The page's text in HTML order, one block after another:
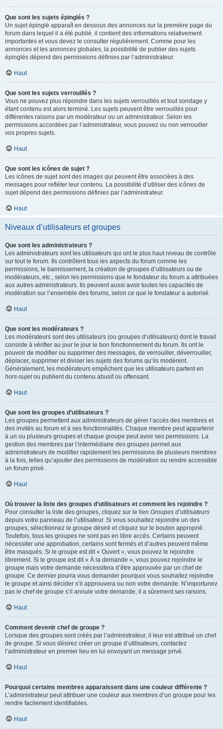
Que sont les sujets épinglés ?
Un sujet épinglé apparaît en dessous des annonces sur la première page du
forum dans lequel il a été publié. il contient des informations relativement
importantes et vous devez le consulter régulièrement. Comme pour les
annonces et les annonces globales, la possibilité de publier des sujets
épinglés dépend des permissions définies par l’administrateur.
Haut
Que sont les sujets verrouillés ?
Vous ne pouvez plus répondre dans les sujets verrouillés et tout sondage y
étant contenu est alors terminé. Les sujets peuvent être verrouillés pour
différentes raisons par un modérateur ou un administrateur. Selon les
permissions accordées par l’administrateur, vous pouvez ou non verrouiller
vos propres sujets.
Haut
Que sont les icônes de sujet ?
Les icônes de sujet sont des images qui peuvent être associées à des
messages pour refléter leur contenu. La possibilité d’utiliser des icônes de
sujet dépend des permissions définies par l’administrateur.
Haut
Niveaux d’utilisateurs et groupes
Que sont les administrateurs ?
Les administrateurs sont les utilisateurs qui ont le plus haut niveau de contrôle
sur tout le forum. Ils contrôlent tous les aspects du forum comme les
permissions, le bannissement, la création de groupes d’utilisateurs ou de
modérateurs, etc., selon les permissions que le fondateur du forum a attribuées
aux autres administrateurs. Ils peuvent aussi avoir toutes les capacités de
modération sur l’ensemble des forums, selon ce que le fondateur a autorisé.
Haut
Que sont les modérateurs ?
Les modérateurs sont des utilisateurs (ou groupes d’utilisateurs) dont le travail
consiste à vérifier au jour le jour le bon fonctionnement du forum. Ils ont le
pouvoir de modifier ou supprimer des messages, de verrouiller, déverrouiller,
déplacer, supprimer et diviser les sujets des forums qu’ils modèrent.
Généralement, les modérateurs empêchent que les utilisateurs partent en
hors-sujetou publient du contenu abusif ou offensant.
Haut
Que sont les groupes d’utilisateurs ?
Les groupes permettent aux administrateurs de gérer l’accès des membres et
des invités au forum et à ses fonctionnalités. Chaque membre peut appartenir
à un ou plusieurs groupes et chaque groupe peut avoir ses permissions. La
gestion des membres par l’intermédiaire des groupes permet aux
administrateurs de modifier rapidement les permissions de plusieurs membres
à la fois, telles qu’ajouter des permissions de modération ou rendre accessible
un forum privé.
Haut
Où trouver la liste des groupes d’utilisateurs et comment les rejoindre ?
Pour consulter la liste des groupes, cliquez sur le lien Groupes d’utilisateurs
depuis votre panneau de l’utilisateur. Si vous souhaitez rejoindre un des
groupes, sélectionnez le groupe désiré et cliquez sur le bouton approprié.
Toutefois, tous les groupes ne sont pas en libre accès. Certains peuvent
nécessiter une approbation, certains sont fermés et d’autres peuvent même
être masqués. Si le groupe est dit « Ouvert », vous pouvez le rejoindre
librement. Si le groupe est dit « À la demande », vous pouvez rejoindre le
groupe mais votre demande nécessitera d’être approuvée par un chef de
groupe. Ce dernier pourra vous demander pourquoi vous souhaitez rejoindre
le groupe et ainsi décider s’il approuvera ou non votre demande. N’importunez
pas le chef de groupe s’il annule votre demande, il a sûrement ses raisons.
Haut
Comment devenir chef de groupe ?
Lorsque des groupes sont créés par l’administrateur, il leur est attribué un chef
de groupe. Si vous désirez créer un groupe d’utilisateurs, contactez
l’administrateur en premier lieu en lui envoyant un message privé.
Haut
Pourquoi certains membres apparaissent dans une couleur différente ?
L’administrateur peut attribuer une couleur aux membres d’un groupe pour les
rendre facilement identifiables.
Haut